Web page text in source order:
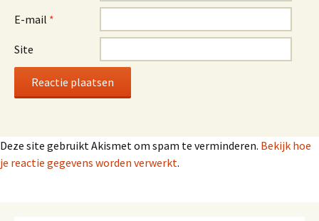
E-mail *
Site
Deze site gebruikt Akismet om spam te verminderen. Bekijk hoe
je reactie gegevens worden verwerkt.